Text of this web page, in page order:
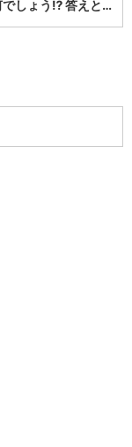
でしょう⁉️ 答えと…